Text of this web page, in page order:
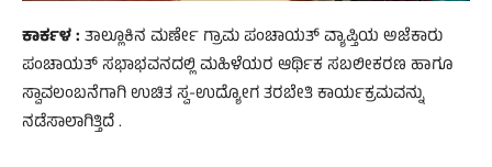
ಕಾರ್ಕಳ : ತಾಲ್ಲೂಕಿನ ಮರ್ಣೇ ಗ್ರಾಮ ಪಂಚಾಯತ್ ವ್ಯಾಪ್ತಿಯ ಅಜೆಕಾರು
ಪಂಚಾಯತ್ ಸಭಾಭವನದಲ್ಲಿ ಮಹಿಳೆಯರ ಆರ್ಥಿಕ ಸಬಲೀಕರಣ ಹಾಗೂ
ಸ್ವಾವಲಂಬನೆಗಾಗಿ ಉಚಿತ ಸ್ವ-ಉದ್ಯೋಗ ತರಬೇತಿ ಕಾರ್ಯಕ್ರಮವನ್ನು
ನಡೆಸಾಲಾಗಿತ್ತಿದೆ .